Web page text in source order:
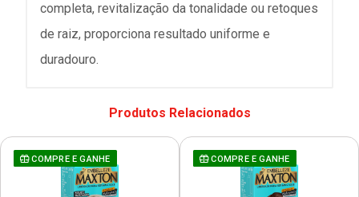
completa, revitalização da tonalidade ou retoques
de raiz, proporciona resultado uniforme e
duradouro.
Produtos Relacionados
COMPRE E GANHE COMPRE E GANHE